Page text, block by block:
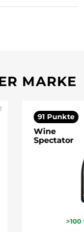
MARKE
91 Punkte
Wine
Spectator
>100